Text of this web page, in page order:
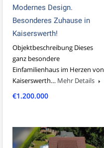
Modernes Design.
Besonderes Zuhause in
Kaiserswerth!
Objektbeschreibung Dieses
ganz besondere
Einfamilienhaus im Herzen von
Kaiserswerth… Mehr Details
€1.200.000